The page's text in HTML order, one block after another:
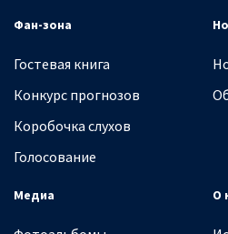
Фан-зона
Гостевая книга
Конкурс прогнозов
Коробочка слухов
Голосование
Медиа О